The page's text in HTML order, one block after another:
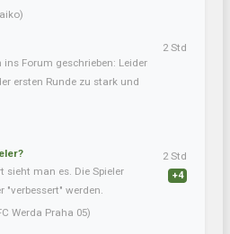
ins Forum geschrieben: Leider
ersten Runde zu stark und
2 Std
sieht man es. Die Spieler
"verbessert" werden.
Werda Praha 05)
2 Std
+4